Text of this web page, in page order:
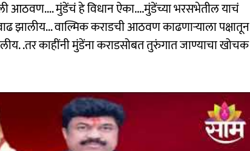
आठवण.... मुंडेंचं हे विधान ऐका....मुंडेंच्या भरसभेतील याचं
झालीय... वाल्मिक कराडची आठवण काढणाऱ्याला पक्षातून
.तर काहींनी मुंडेंना कराडसोबत तुरुंगात जाण्याचा खोचक